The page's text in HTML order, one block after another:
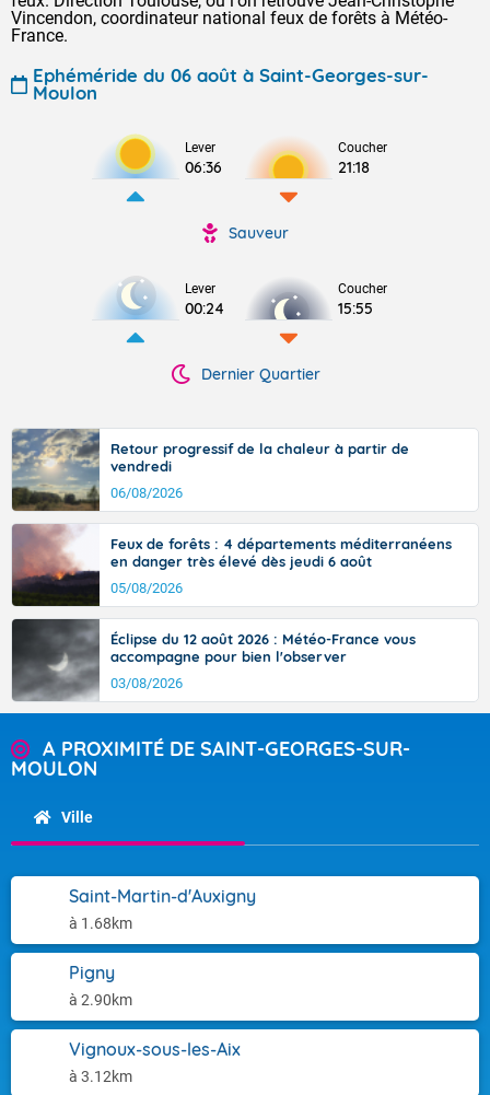
Vincendon, coordinateur national feux de forêts à Météo-
France.
Ephéméride du 06 août à Saint-Georges-sur-
Moulon
Lever
06:36
Coucher
21:18
Sauveur
Lever
00:24
Coucher
15:55
Dernier Quartier
Retour progressif de la chaleur à partir de
vendredi
06/08/2026
Feux de forêts : 4 départements méditerranéens
en danger très élevé dès jeudi 6 août
05/08/2026
Éclipse du 12 août 2026 : Météo-France vous
accompagne pour bien l'observer
03/08/2026
A PROXIMITÉ DE SAINT-GEORGES-SUR-
MOULON
Ville
Saint-Martin-d'Auxigny
à 1.68km
Pigny
à 2.90km
Vignoux-sous-les-Aix
à 3.12km